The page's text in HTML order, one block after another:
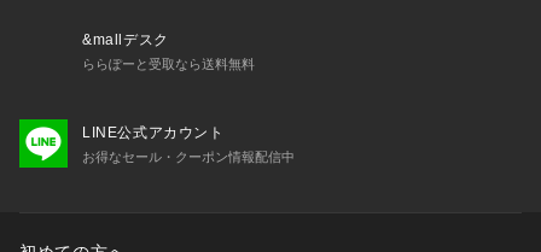
残り1点、セールなどの通知を受け取ることが出来ます。
「カートに入れる」から「再入荷お知らせ」を押していただく
と
&mallデスク
ららぽーと受取なら送料無料
LINE公式アカウント
お得なセール・クーポン情報配信中